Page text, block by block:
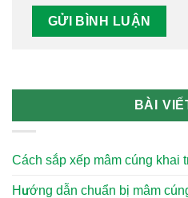
BÀI
Cách sắp xếp mâm cúng khai
Hướng dẫn chuẩn bị mâm